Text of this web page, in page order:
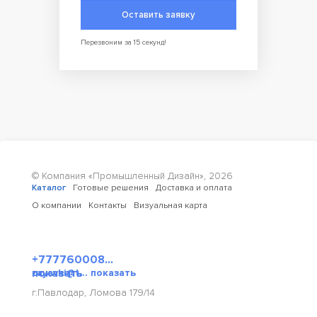
Оставить заявку
Перезвоним за 15 секунд!
© Компания «Промышленный Дизайн», 2026
Каталог Готовые решения
Доставка и оплата
О компании
Контакты Визуальная карта
+777760008...
показать
zayavki@t... показать
г.Павлодар, Ломова 179/14